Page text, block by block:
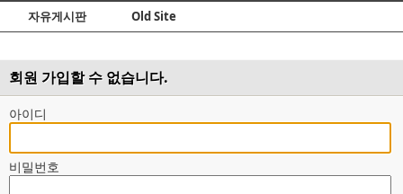
Skip to content
자유게시판 Old Site
회원 가입할 수 없습니다.
아이디
비밀번호